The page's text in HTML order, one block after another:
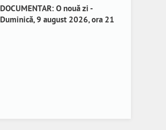
DOCUMENTAR: O nouă zi -
Duminică, 9 august 2026, ora 21